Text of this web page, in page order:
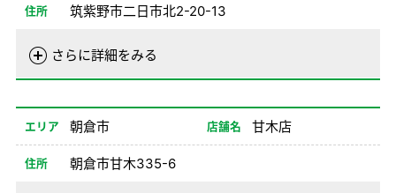
住所 筑紫野市二日市北2-20-13
さらに詳細をみる
電話番号 092-921-0100
08/26-12/31 08:00-20:00
備考
エリア 朝倉市 店舗名 甘木店
住所 朝倉市甘木335-6